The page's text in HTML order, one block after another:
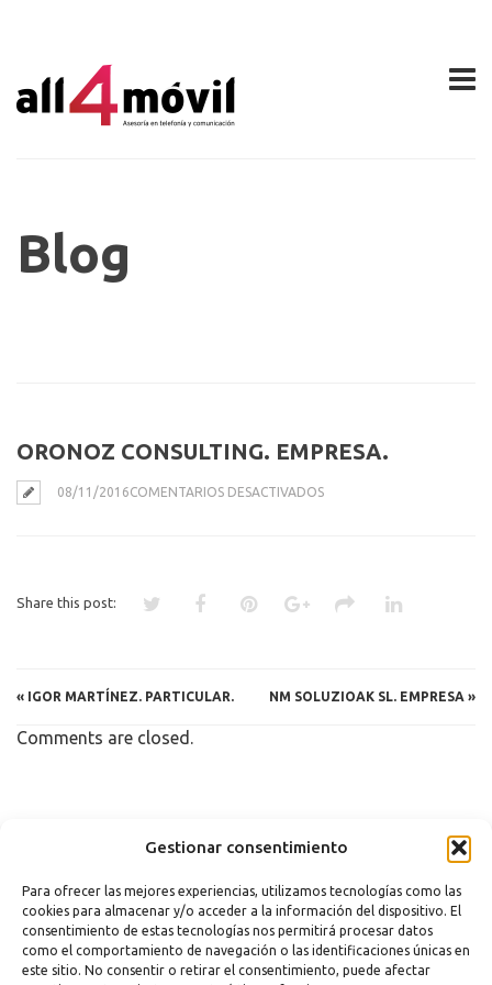
Gestionar consentimiento
Para ofrecer las mejores experiencias, utilizamos tecnologías como las
cookies para almacenar y/o acceder a la información del dispositivo. El
consentimiento de estas tecnologías nos permitirá procesar datos
como el comportamiento de navegación o las identificaciones únicas en
este sitio. No consentir o retirar el consentimiento, puede afectar
Blog
ORONOZ CONSULTING. EMPRESA.
08/11/2016COMENTARIOS DESACTIVADOSEN
Share this post:
« IGOR MARTÍNEZ. PARTICULAR. NM SOLUZIOAK SL. EMPRESA »
Comments are closed.
Copyright 2023 | |Política de cookies